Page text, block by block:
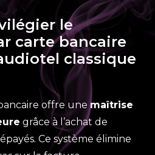
le
carte bancaire
classique
offre une maîtrise
grâce à l’achat de
Ce système élimine